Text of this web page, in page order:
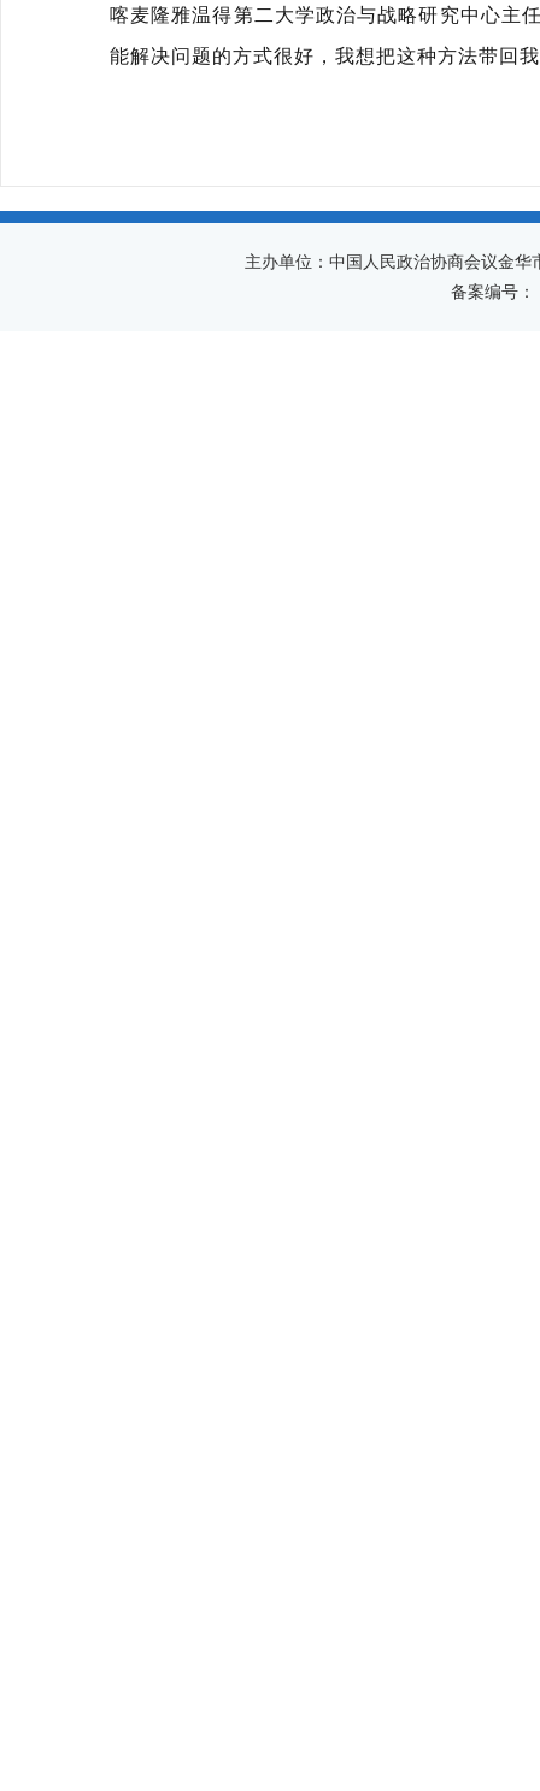
喀麦隆雅温得第二大学政治与战略研究中心主
能解决问题的方式很好，我想把这种方法带回
主办单位：中国人民政治协商会议金
备案编号：